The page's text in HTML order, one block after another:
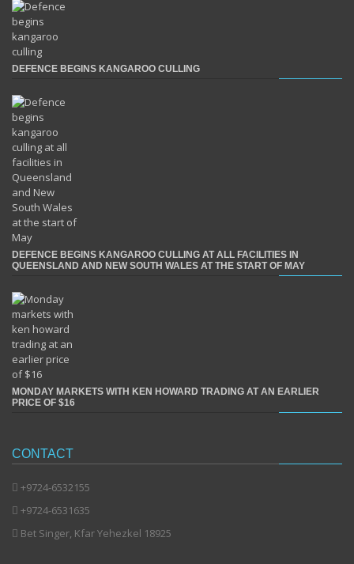
DEFENCE BEGINS KANGAROO CULLING
DEFENCE BEGINS KANGAROO CULLING AT ALL FACILITIES IN
QUEENSLAND AND NEW SOUTH WALES AT THE START OF MAY
MONDAY MARKETS WITH KEN HOWARD TRADING AT AN EARLIER
PRICE OF $16
CONTACT
+9724-6532155
+9724-6531635
Bet Singer, Kfar Yehezkel 18925